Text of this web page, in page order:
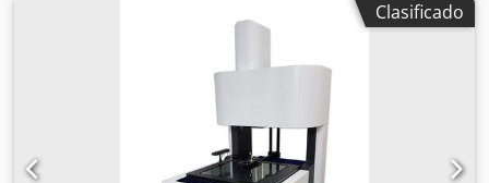
Clasificado